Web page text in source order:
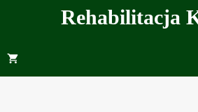
Rehabilitacja